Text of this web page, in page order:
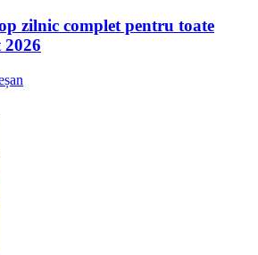
zilnic complet pentru toate
2026